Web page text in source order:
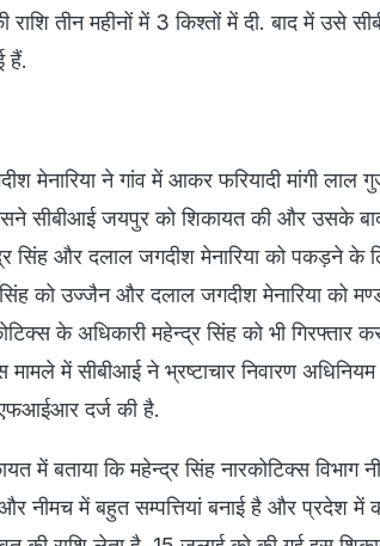
राशि तीन महीनों में 3 किश्तों में दी. बाद में उसे
हैं.
मेनारिया ने गांव में आकर फरियादी मांगी लाल
सीबीआई जयपुर को शिकायत की और उसके
सिंह और दलाल जगदीश मेनारिया को पकड़ने के
को उज्जैन और दलाल जगदीश मेनारिया को
के अधिकारी महेन्द्र सिंह को भी गिरफ्तार
में सीबीआई ने भ्रष्टाचार निवारण
दर्ज की है.
में बताया कि महेन्द्र सिंह नारकोटिक्स विभाग
नीमच में बहुत सम्पत्तियां बनाई है और प्रदेश में